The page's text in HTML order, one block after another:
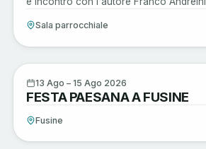
Sala parrocchiale
Sagre e Tradizioni
13 Ago – 15 Ago 2026
FESTA PAESANA A FUSINE
Fusine